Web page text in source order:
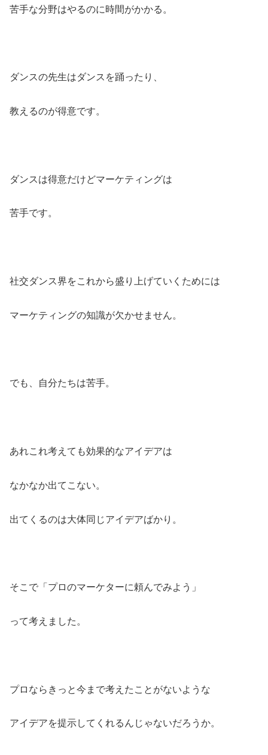
苦手な分野はやるのに時間がかかる。
ダンスの先生はダンスを踊ったり、
教えるのが得意です。
ダンスは得意だけどマーケティングは
苦手です。
社交ダンス界をこれから盛り上げていくためには
マーケティングの知識が欠かせません。
でも、自分たちは苦手。
あれこれ考えても効果的なアイデアは
なかなか出てこない。
出てくるのは大体同じアイデアばかり。
そこで「プロのマーケターに頼んでみよう」
って考えました。
プロならきっと今まで考えたことがないような
アイデアを提示してくれるんじゃないだろうか。